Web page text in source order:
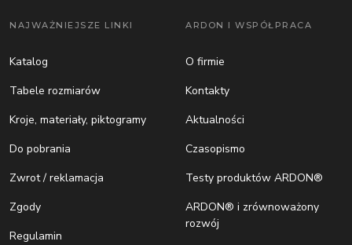
NAJWAŻNIEJSZE LINKI
Katalog
Tabele rozmiarów
Kroje, materiały, piktogramy
Do pobrania
Zwrot / reklamacja
Zgody
Regulamin
ARDON I WSPÓŁPRACA
O firmie
Kontakty
Aktualności
Czasopismo
Testy produktów ARDON®
ARDON® i zrównoważony
rozwój